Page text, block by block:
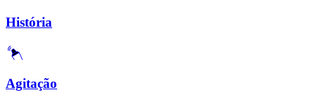
História
Agitação